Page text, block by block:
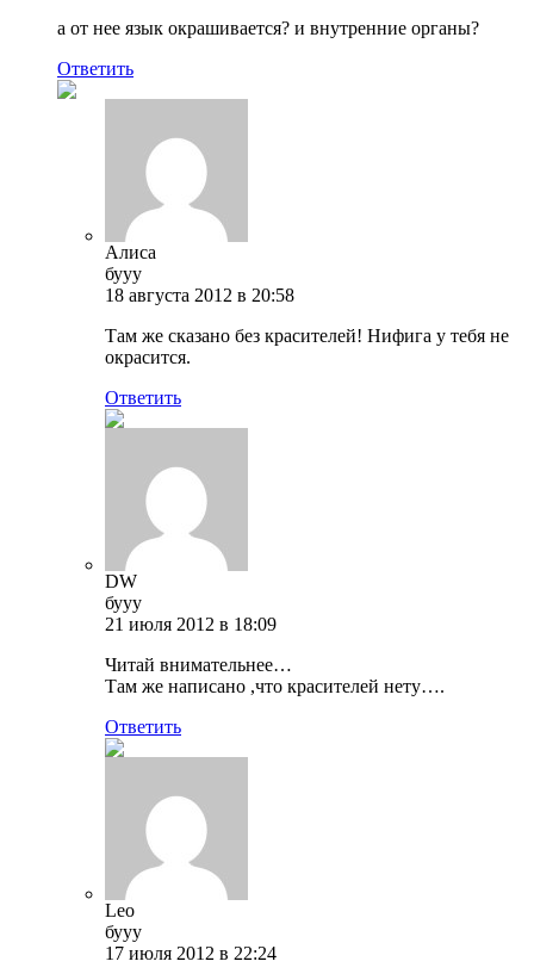
а от нее язык окрашивается? и внутренние органы?
Ответить
Алиса
бууу
18 августа 2012 в 20:58
Там же сказано без красителей! Нифига у тебя не
окрасится.
Ответить
DW
бууу
21 июля 2012 в 18:09
Читай внимательнее…
Там же написано ,что красителей нету….
Ответить
Leo
бууу
17 июля 2012 в 22:24